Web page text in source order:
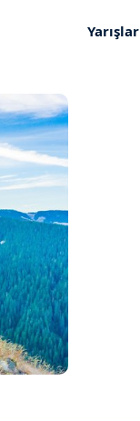
Yarışlar